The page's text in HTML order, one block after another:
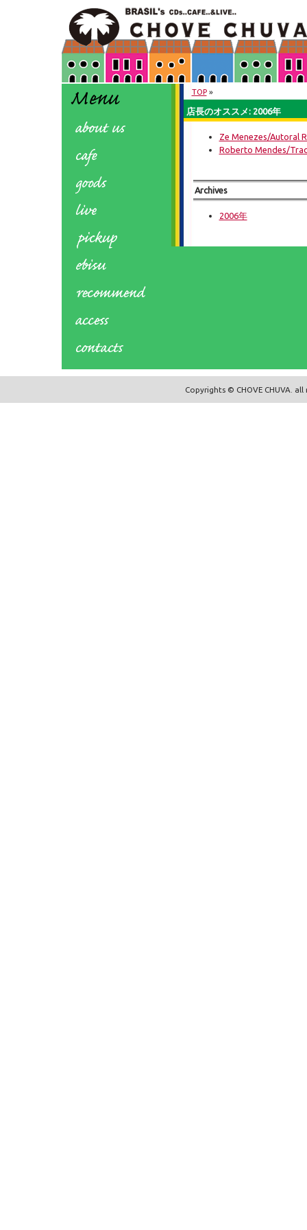
TOP»
店長のオススメ: 2006年
Ze Menezes/Autoral
Roberto Mendes/
Archives
2006年
Copyrights © CHOVE CHUVA.